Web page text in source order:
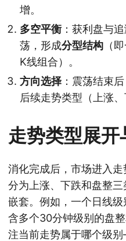
增。
多空平衡 ：获利盘与
荡，形成分型结构 （
K线组合）。
方向选择 ：震荡结束
后续走势类型（上涨、
走势类型展
消化完成后，市场进入走
分为上涨、下跌和盘整
嵌套。例如，一个日线
含多个30分钟级别的盘
注当前走势属于哪个级